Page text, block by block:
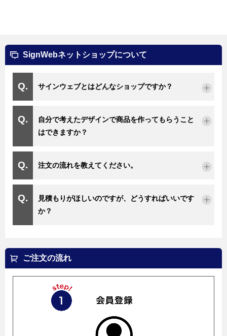
SignWebネットショップについて
サインウェブとはどんなショップですか？
自分で考えたデザインで商品を作ってもらうこと
はできますか？
注文の流れを教えてください。
見積もりがほしいのですが、どうすればいいです
か？
ご注文の流れ